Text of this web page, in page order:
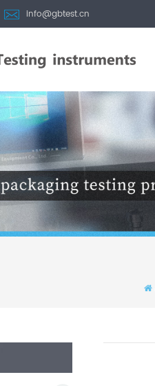
info@gbtest.cn